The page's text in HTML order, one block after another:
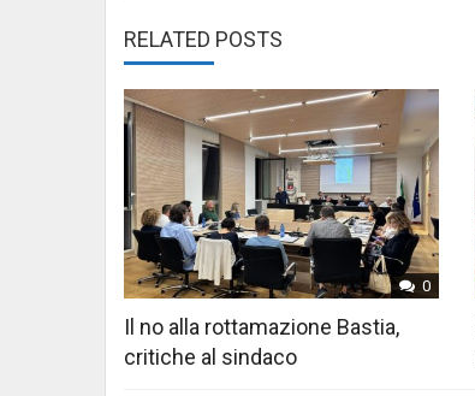
RELATED POSTS
0
Il no alla rottamazione Bastia,
critiche al sindaco